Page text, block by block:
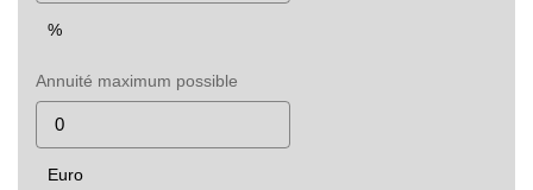
%
Annuité maximum possible
Euro